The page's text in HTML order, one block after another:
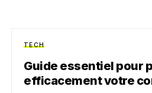
TECH
Guide essentiel pour
efficacement votre